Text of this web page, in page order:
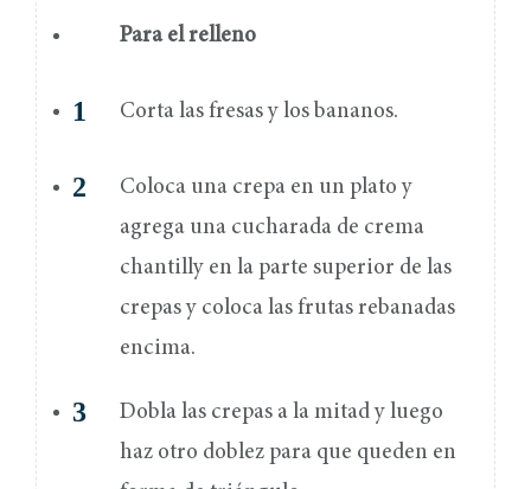
Para el relleno
Corta las fresas y los bananos.
Coloca una crepa en un plato y
agrega una cucharada de crema
chantilly en la parte superior de las
crepas y coloca las frutas rebanadas
encima.
Dobla las crepas a la mitad y luego
haz otro doblez para que queden en